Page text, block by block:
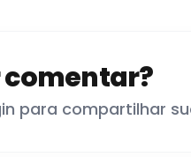
comentar?
para compartilhar